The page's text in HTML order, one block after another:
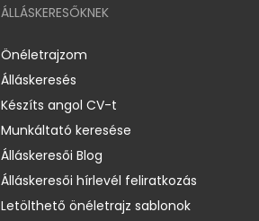
ÁLLÁSKERESŐKNEK
Önéletrajzom
Álláskeresés
Készíts angol CV-t
Munkáltató keresése
Álláskeresői Blog
Álláskeresői hírlevél feliratkozás
Letölthető önéletrajz sablonok